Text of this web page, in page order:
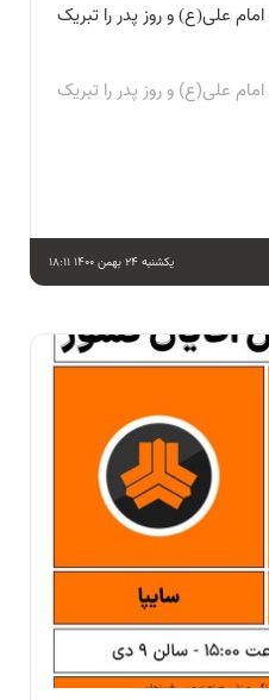
علی(ع) و روز پدر را تبریک
علی(ع) و روز پدر را تبریک
یکشنبه 24 بهمن 1400 18:11